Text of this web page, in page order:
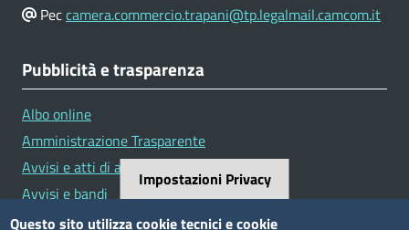
Peccamera.commercio.trapani@tp.legalmail.camcom.it
Pubblicità e trasparenza
Albo online
Amministrazione Trasparente
Avvisi e atti di altre Amministrazioni
Avvisi e bandi
Bandi di concorso
Impostazioni Privacy
Questo sito utilizza cookie tecnici e cookie